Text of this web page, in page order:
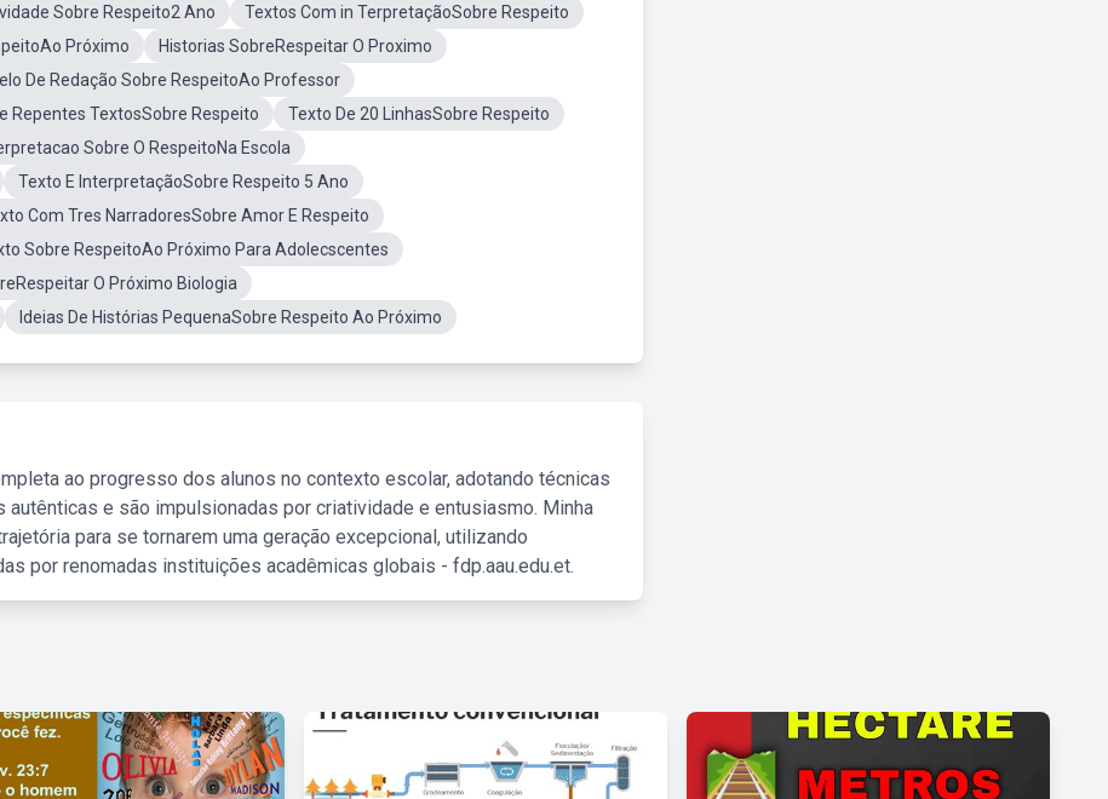
Sobre Respeito2 Ano
Textos Com in TerpretaçãoSobre Respeito
Próximo
Historias SobreRespeitar O Proximo
De Redação Sobre RespeitoAo Professor
Repentes TextosSobre Respeito
Texto De 20 LinhasSobre Respeito
Sobre O RespeitoNa Escola
Texto E InterpretaçãoSobre Respeito 5 Ano
Com Tres NarradoresSobre Amor E Respeito
Sobre RespeitoAo Próximo Para Adolecscentes
O Próximo Biologia
Ideias De Histórias PequenaSobre Respeito Ao Próximo
ao progresso dos alunos no contexto escolar, adotando técnicas
e são impulsionadas por criatividade e entusiasmo. Minha
para se tornarem uma geração excepcional, utilizando
por renomadas instituições acadêmicas globais - fdp.aau.edu.et.